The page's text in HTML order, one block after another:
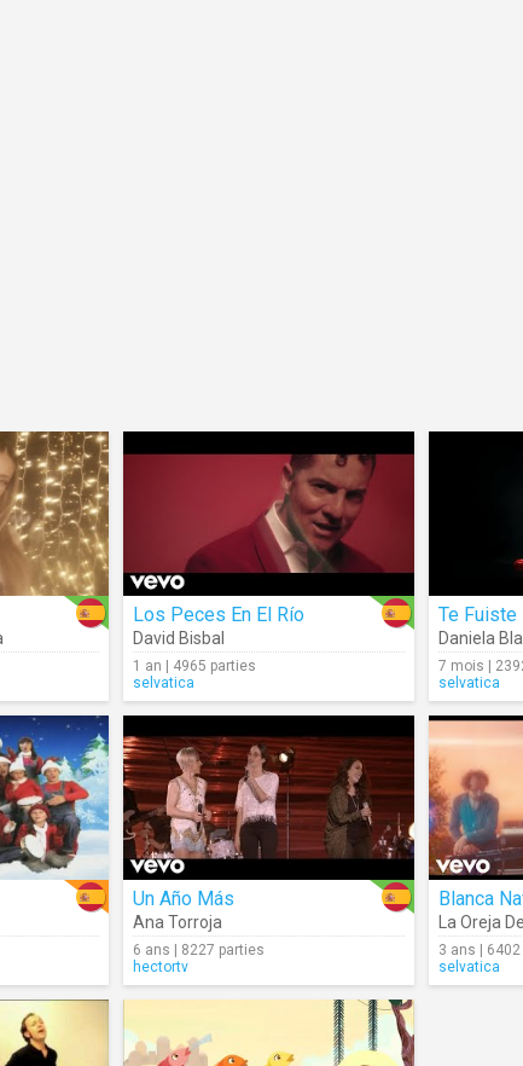
Los Peces En El Río
David Bisbal
1 an | 4965 parties
selvatica
Te Fuiste
Daniela
7 mois |
selvatica
Un Año Más
Ana Torroja
6 ans | 8227 parties
hectortv
Blanca
La Oreja
3 ans |
selvatica